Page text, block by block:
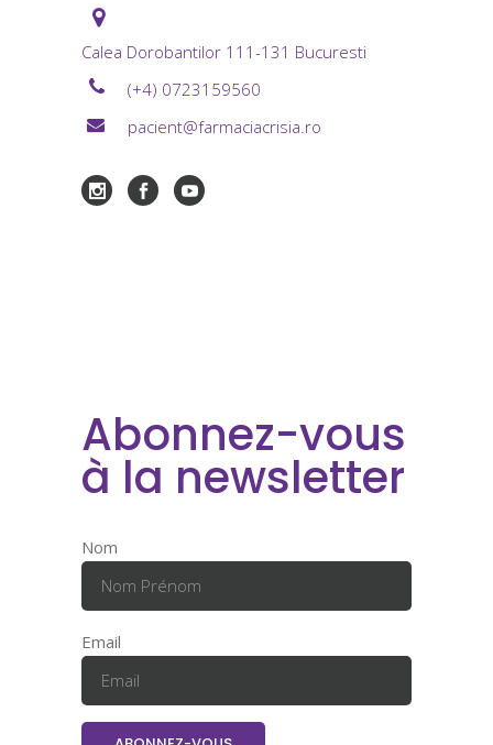
Calea Dorobantilor 111-131 Bucuresti
(+4) 0723159560
pacient@farmaciacrisia.ro
Abonnez-vous
à la newsletter
Nom
Email